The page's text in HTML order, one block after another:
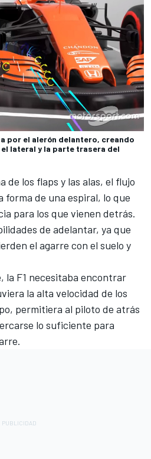
por el alerón delantero, creando
lateral y la parte trasera del
de los flaps y las alas, el flujo
forma de una espiral, lo que
para los que vienen detrás.
de adelantar, ya que
el agarre con el suelo y
la F1 necesitaba encontrar
la alta velocidad de los
permitiera al piloto de atrás
lo suficiente para